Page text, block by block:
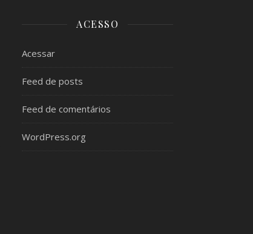
ACESSO
Acessar
Feed de posts
Feed de comentários
WordPress.org